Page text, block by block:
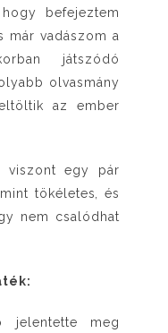
befejeztem
már vadászom a
játszódó
olvasmány
az ember
viszont egy pár
tökéletes, és
nem csalódhat
jelentette meg